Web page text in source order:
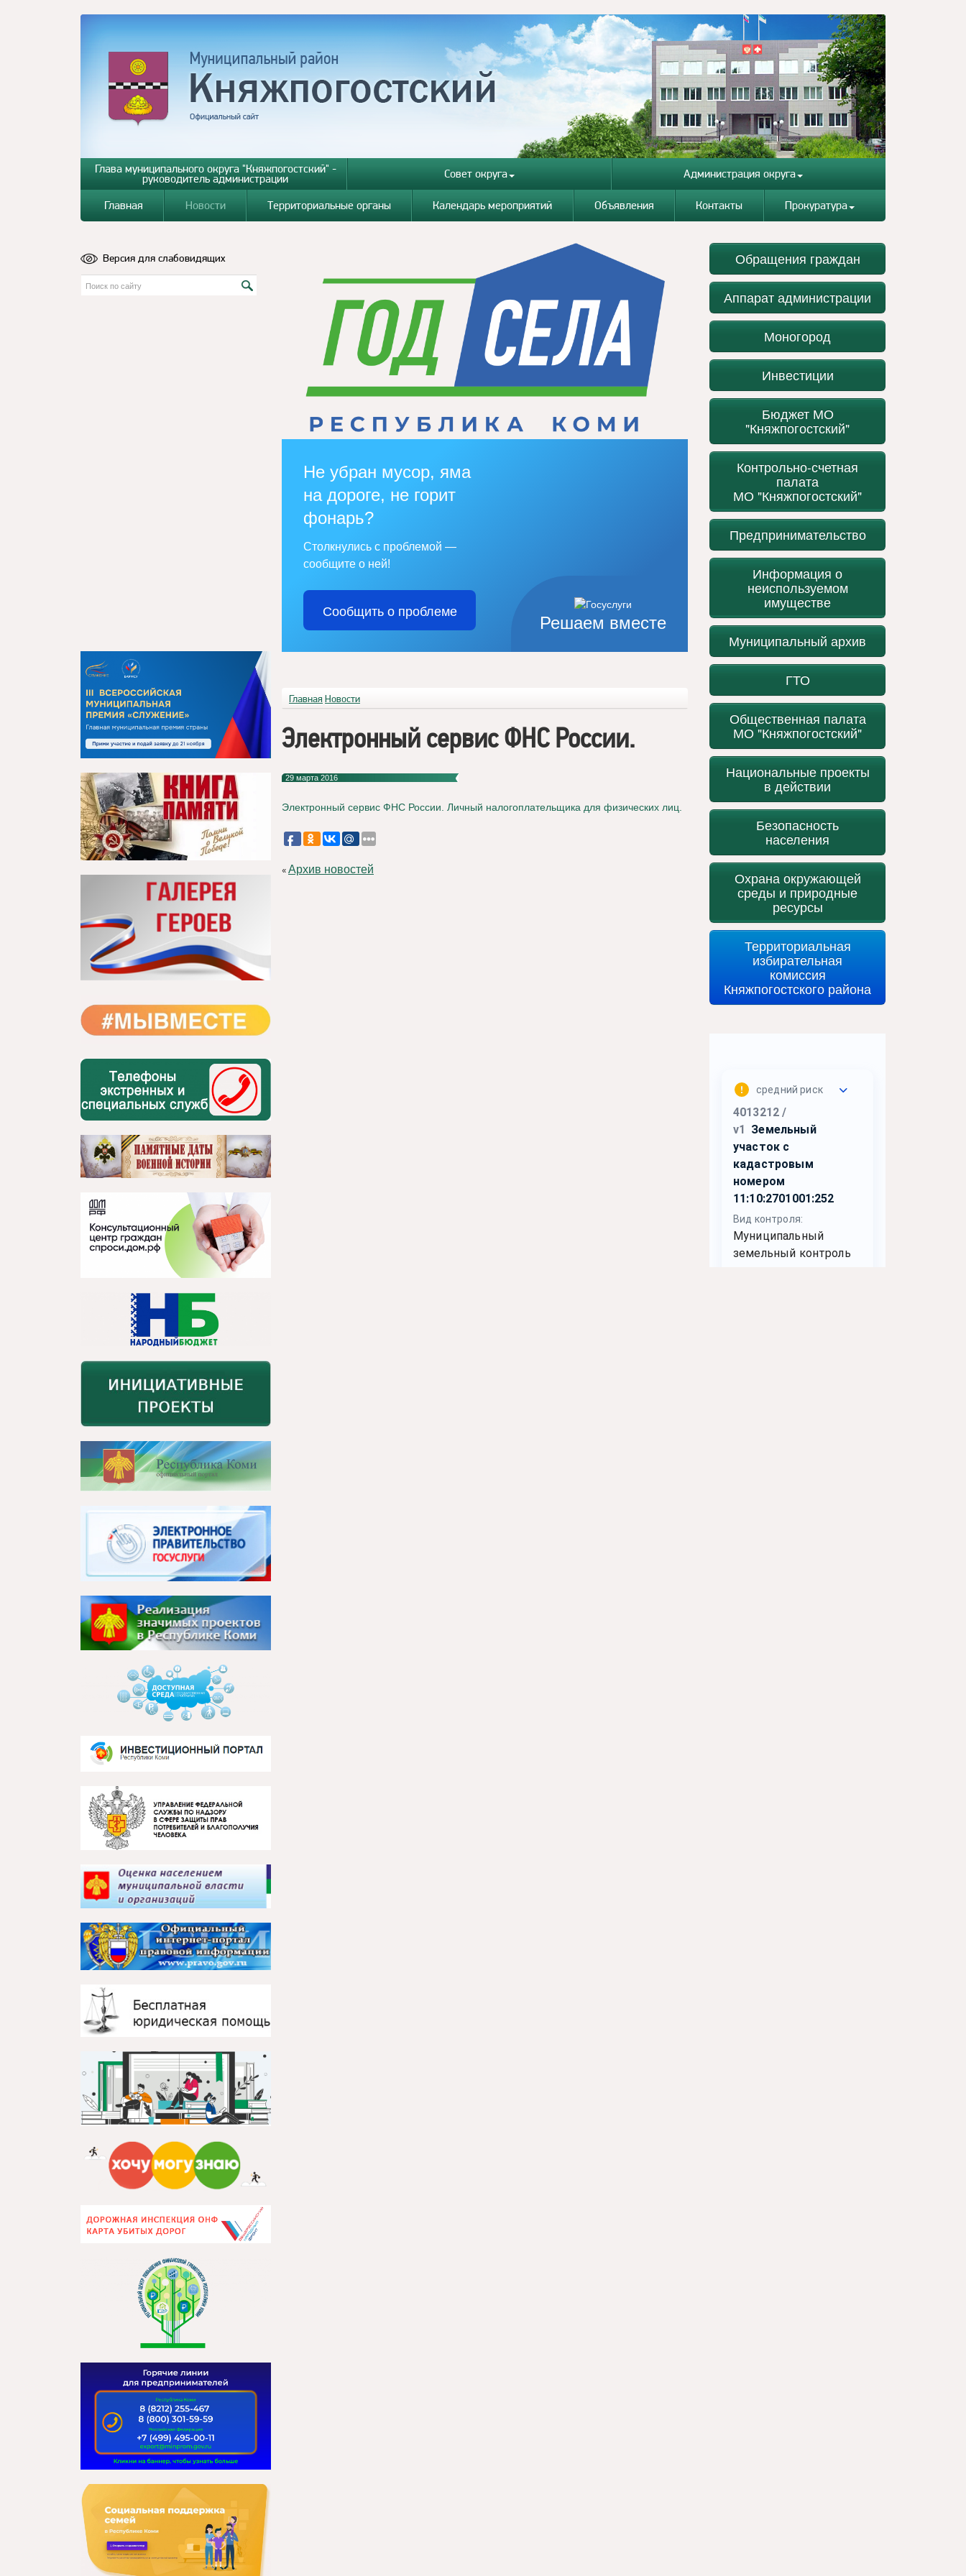
Глава муниципального округа "Княжпогостский" -
руководитель администрации Совет округа Администрация округа
Главная Новости Территориальные органы Календарь мероприятий Объявления Контакты Прокуратура
Версия для слабовидящих
Решаем вместе
Не убран мусор, яма
на дороге, не горит
фонарь?
Столкнулись с проблемой —
сообщите о ней!
Сообщить о проблеме
Главная Новости
Электронный сервис ФНС России.
29 марта 2016
Электронный сервис ФНС России. Личный налогоплательщика для физических лиц.
«Архив новостей
Обращения граждан
Аппарат администрации
Моногород
Инвестиции
Бюджет МО
"Княжпогостский"
Контрольно-счетная
палата
МО "Княжпогостский"
Предпринимательство
Информация о
неиспользуемом
имуществе
Муниципальный архив
ГТО
Общественная палата
МО "Княжпогостский"
Национальные проекты
в действии
Безопасность
населения
Охрана окружающей
среды и природные
ресурсы
Территориальная
избирательная
комиссия
Княжпогостского района